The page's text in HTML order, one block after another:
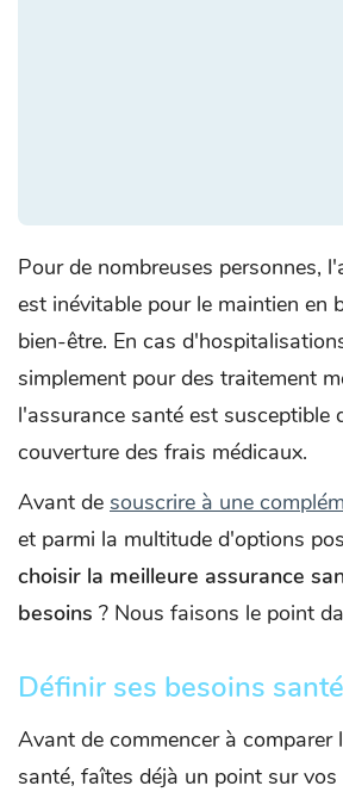
Pour de nombreuses personnes,
est inévitable pour le maintien en
bien-être. En cas
simplement pour des traitement
l'assurance santé est susceptible
couverture des frais médicaux.
Avant de souscrire à une
et parmi la multitude d'options
choisir la meilleure assurance
besoins ? Nous faisons le point
Définir ses besoins santé
Avant de commencer à comparer
santé, faîtes déjà un point sur vos